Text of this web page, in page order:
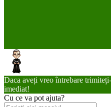
Daca aveți vreo întrebare
imediat!
Cu ce va pot ajuta?